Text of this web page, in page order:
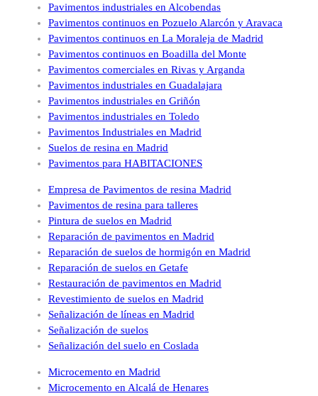
Pavimentos industriales en Alcobendas
Pavimentos continuos en Pozuelo Alarcón y Aravaca
Pavimentos continuos en La Moraleja de Madrid
Pavimentos continuos en Boadilla del Monte
Pavimentos comerciales en Rivas y Arganda
Pavimentos industriales en Guadalajara
Pavimentos industriales en Griñón
Pavimentos industriales en Toledo
Pavimentos Industriales en Madrid
Suelos de resina en Madrid
Pavimentos para HABITACIONES
Empresa de Pavimentos de resina Madrid
Pavimentos de resina para talleres
Pintura de suelos en Madrid
Reparación de pavimentos en Madrid
Reparación de suelos de hormigón en Madrid
Reparación de suelos en Getafe
Restauración de pavimentos en Madrid
Revestimiento de suelos en Madrid
Señalización de líneas en Madrid
Señalización de suelos
Señalización del suelo en Coslada
Microcemento en Madrid
Microcemento en Alcalá de Henares